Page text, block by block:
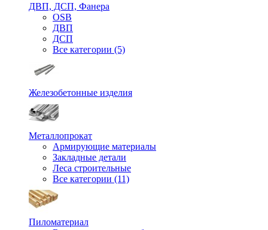
ДВП, ДСП, Фанера
OSB
ДВП
ДСП
Все категории (5)
Железобетонные изделия
Металлопрокат
Армирующие материалы
Закладные детали
Леса строительные
Все категории (11)
Пиломатериал